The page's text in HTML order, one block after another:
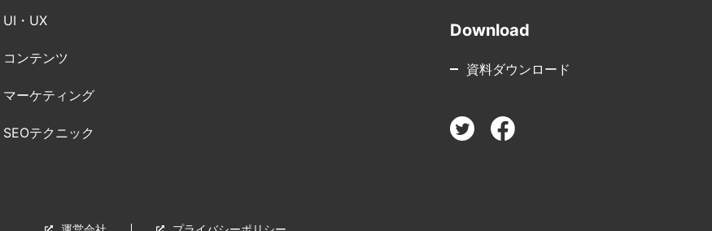
UI・UX
コンテンツ
マーケティング
SEOテクニック
Download
資料ダウンロード